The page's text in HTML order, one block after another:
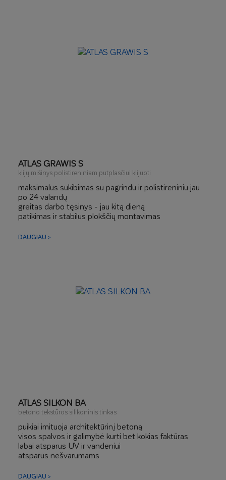
ATLAS GRAWIS S
klijų mišinys polistireniniam putplasčiui klijuoti
maksimalus sukibimas su pagrindu ir polistireniniu jau
po 24 valandų
greitas darbo tęsinys - jau kitą dieną
patikimas ir stabilus plokščių montavimas
baltajam ir grafitiniam polistireniniam putplasčiui
DAUGIAU >
ATLAS SILKON BA
betono tekstūros silikoninis tinkas
puikiai imituoja architektūrinį betoną
visos spalvos ir galimybė kurti bet kokias faktūras
labai atsparus UV ir vandeniui
atsparus nešvarumams
plytelių
DAUGIAU >